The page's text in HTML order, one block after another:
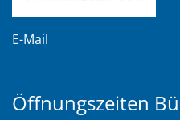
E-Mail
Öffnungszeiten